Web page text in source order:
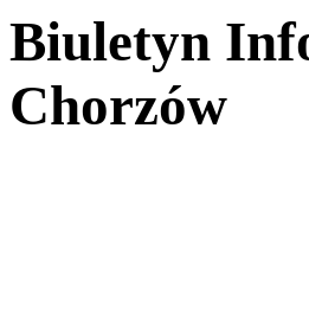
Biuletyn
Chorzów